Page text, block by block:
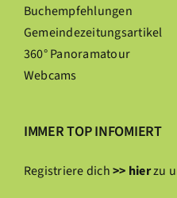
Buchempfehlungen
Gemeindezeitungsartikel
360° Panoramatour
Webcams
IMMER TOP INFOMIERT
Registriere dich>> hierzu